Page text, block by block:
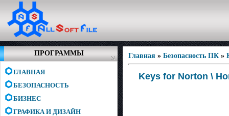
ПРОГРАММЫ
ГЛАВНАЯ
БЕЗОПАСНОСТЬ
БИЗНЕС
ГРАФИКА И ДИЗАЙН
Главная » Безопасность ПК »
Keys for Norton \